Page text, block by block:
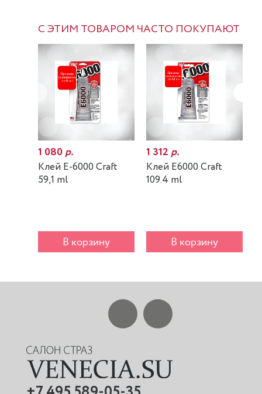
С ЭТИМ ТОВАРОМ ЧАСТО ПОКУПАЮТ
1 080р.
Клей E-6000 Craft
59,1 ml
В корзину
1 312р.
Клей E6000 Craft
109.4 ml
В корзину